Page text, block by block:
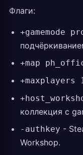
Флаги:
+gamemode
+map
+maxplayers
коллекция с
-authkey -
Workshop.